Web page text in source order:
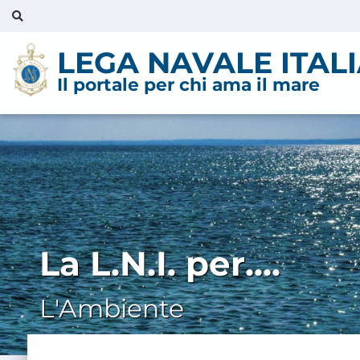
LEGA NAVALE
Il portale per chi ama il mare
La L.N.I. per....
L'Ambiente